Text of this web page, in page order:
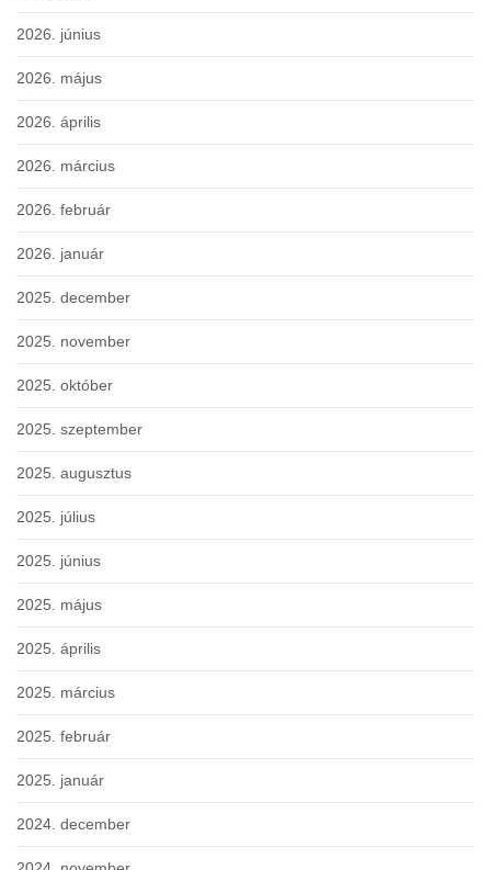
2026. június
2026. május
2026. április
2026. március
2026. február
2026. január
2025. december
2025. november
2025. október
2025. szeptember
2025. augusztus
2025. július
2025. június
2025. május
2025. április
2025. március
2025. február
2025. január
2024. december